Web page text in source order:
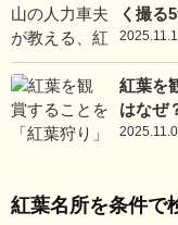
く撮る
紅葉を
はなぜ
紅葉名所を条件で